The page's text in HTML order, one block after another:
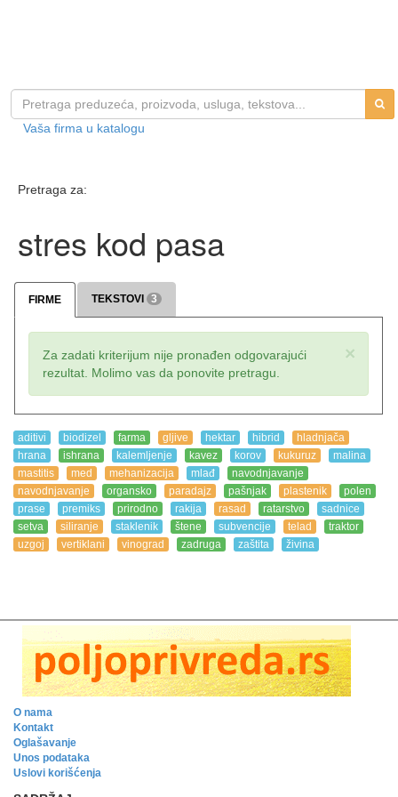
Vaša firma u katalogu
Pretraga za:
stres kod pasa
FIRME TEKSTOVI 3
×
Za zadati kriterijum nije pronađen odgovarajući
rezultat. Molimo vas da ponovite pretragu.
aditivi biodizel farma gljive hektar hibrid
hladnjača
hrana
ishrana kalemljenje kavez korov kukuruz
malina
mastitis
med mehanizacija mlađ
navodnjavanje
navodnjavanje
organsko paradajz pašnjak plastenik
polen
prase
premiks prirodno rakija rasad ratarstvo
sadnice
setva
siliranje staklenik štene subvencije telad
traktor
uzgoj
vertiklani vinograd zadruga zaštita živina
O nama
Kontakt
Oglašavanje
Unos podataka
Uslovi korišćenja